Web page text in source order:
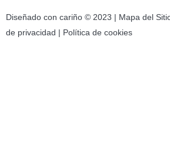
Diseñado con cariño © 2023 | Mapa del
de privacidad | Política de cookies